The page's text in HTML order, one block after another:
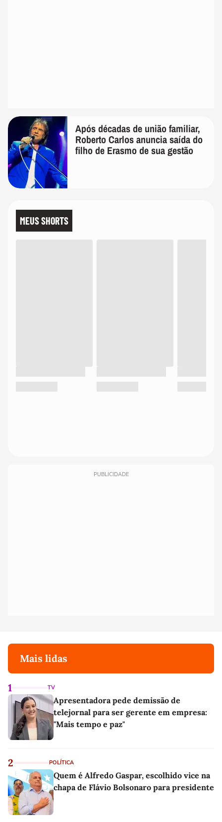
Após décadas de união familiar,
Roberto Carlos anuncia saída do
filho de Erasmo de sua gestão
MEUS SHORTS
PUBLICIDADE
Mais lidas
1 TV
Apresentadora pede demissão de
telejornal para ser gerente em empresa:
"Mais tempo e paz"
2 POLÍTICA
Quem é Alfredo Gaspar, escolhido vice na
chapa de Flávio Bolsonaro para presidente